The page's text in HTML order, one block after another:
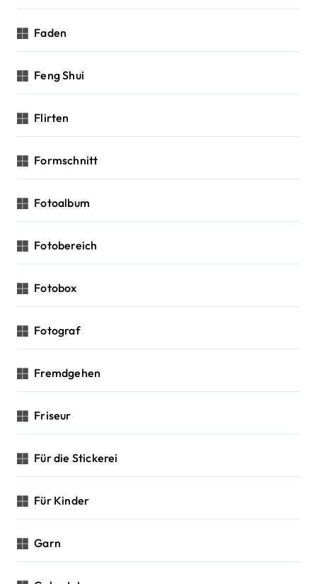
Faden
Feng Shui
Flirten
Formschnitt
Fotoalbum
Fotobereich
Fotobox
Fotograf
Fremdgehen
Friseur
Für die Stickerei
Für Kinder
Garn